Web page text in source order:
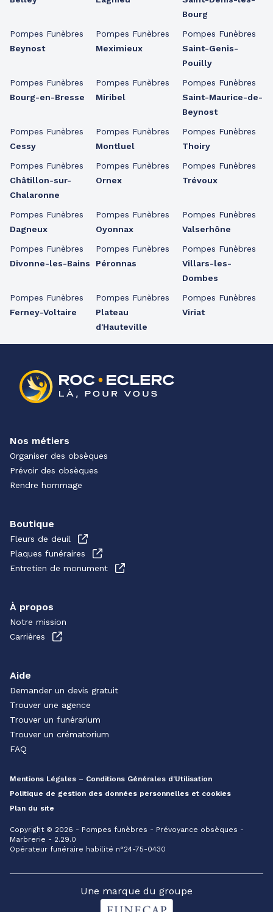
Pompes Funèbres
Beynost
Pompes Funèbres
Bourg-en-Bresse
Pompes Funèbres
Cessy
Pompes Funèbres
Châtillon-sur-
Chalaronne
Pompes Funèbres
Dagneux
Pompes Funèbres
Divonne-les-Bains
Pompes Funèbres
Ferney-Voltaire
Pompes Funèbres
Meximieux
Pompes Funèbres
Miribel
Pompes Funèbres
Montluel
Pompes Funèbres
Ornex
Pompes Funèbres
Oyonnax
Pompes Funèbres
Péronnas
Pompes Funèbres
Plateau
d'Hauteville
Bourg
Pompes Funèbres
Saint-Genis-
Pouilly
Pompes Funèbres
Saint-Maurice-de-
Beynost
Pompes Funèbres
Thoiry
Pompes Funèbres
Trévoux
Pompes Funèbres
Valserhône
Pompes Funèbres
Villars-les-
Dombes
Pompes Funèbres
Viriat
Nos métiers
Organiser des obsèques
Prévoir des obsèques
Rendre hommage
Boutique
Fleurs de deuil
Plaques funéraires
Entretien de monument
À propos
Notre mission
Carrières
Aide
Demander un devis gratuit
Trouver une agence
Trouver un funérarium
Trouver un crématorium
FAQ
Mentions Légales – Conditions Générales d’Utilisation
Politique de gestion des données personnelles et cookies
Plan du site
Copyright © 2026 - Pompes funèbres - Prévoyance obsèques -
Marbrerie - 2.29.0
Opérateur funéraire habilité n°24-75-0430
Une marque du groupe